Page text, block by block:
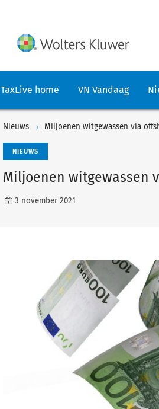
TaxLive home VN Vandaag
Nieuws Miljoenen witgewassen via
NIEUWS
Miljoenen witgewassen
3 november 2021